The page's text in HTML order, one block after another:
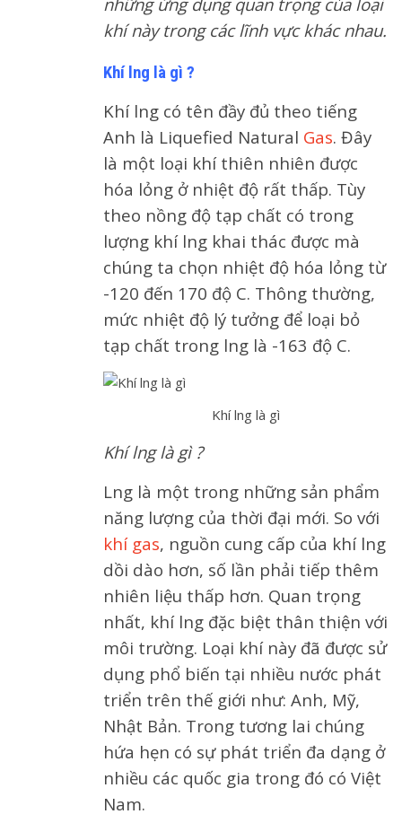
khí này trong các lĩnh vực khác nhau.
Khí lng là gì ?
Khí lng có tên đầy đủ theo tiếng
Anh là Liquefied Natural Gas. Đây
là một loại khí thiên nhiên được
hóa lỏng ở nhiệt độ rất thấp. Tùy
theo nồng độ tạp chất có trong
lượng khí lng khai thác được mà
chúng ta chọn nhiệt độ hóa lỏng từ
-120 đến 170 độ C. Thông thường,
mức nhiệt độ lý tưởng để loại bỏ
tạp chất trong lng là -163 độ C.
Khí lng là gì
Khí lng là gì ?
Lng là một trong những sản phẩm
năng lượng của thời đại mới. So với
khí gas, nguồn cung cấp của khí lng
dồi dào hơn, số lần phải tiếp thêm
nhiên liệu thấp hơn. Quan trọng
nhất, khí lng đặc biệt thân thiện với
môi trường. Loại khí này đã được sử
dụng phổ biến tại nhiều nước phát
triển trên thế giới như: Anh, Mỹ,
Nhật Bản. Trong tương lai chúng
hứa hẹn có sự phát triển đa dạng ở
nhiều các quốc gia trong đó có Việt
Nam.